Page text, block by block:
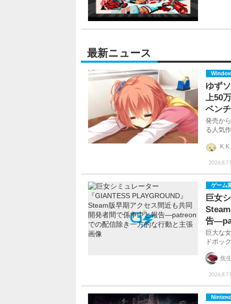
最新ニュース
ゆず
上50
ベン
発売か
る人気
2026.8.7
K.K.
ゲーム
巨女
告
巨大な
ドボッ
2026.8.7
焦